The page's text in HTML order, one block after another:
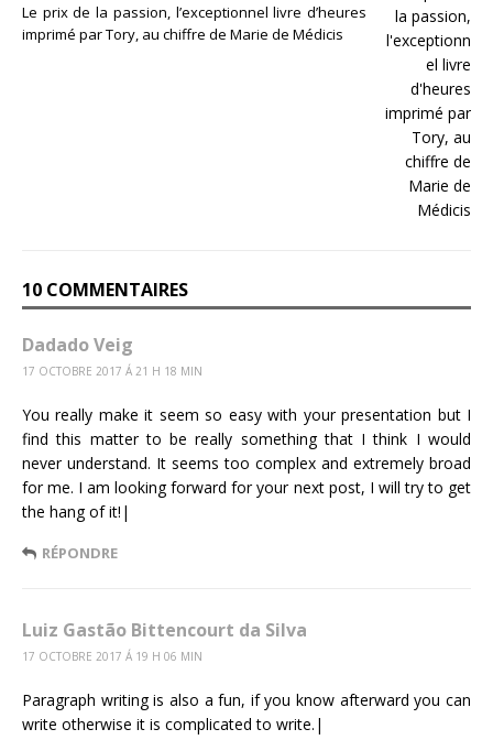
Le prix de la passion, l’exceptionnel livre d’heures
imprimé par Tory, au chiffre de Marie de Médicis
10 COMMENTAIRES
Dadado Veig
17 OCTOBRE 2017 Á 21 H 18 MIN
You really make it seem so easy with your presentation but I
find this matter to be really something that I think I would
never understand. It seems too complex and extremely broad
for me. I am looking forward for your next post, I will try to get
the hang of it!|
RÉPONDRE
Luiz Gastão Bittencourt da Silva
17 OCTOBRE 2017 Á 19 H 06 MIN
Paragraph writing is also a fun, if you know afterward you can
write otherwise it is complicated to write.|